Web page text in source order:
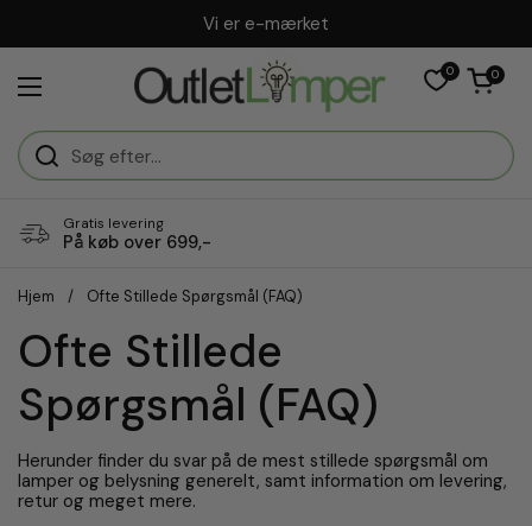
Vi er e-mærket
Åbn menuen
0 Åben vogn
0
Gratis levering
På køb over 699,-
Hjem / Ofte Stillede Spørgsmål (FAQ)
Ofte Stillede
Spørgsmål (FAQ)
Herunder finder du svar på de mest stillede spørgsmål om
lamper og belysning generelt, samt information om levering,
retur og meget mere.